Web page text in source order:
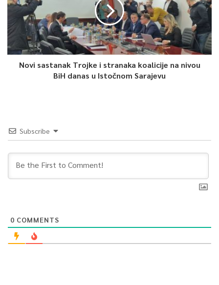
Novi sastanak Trojke i stranaka koalicije na nivou
BiH danas u Istočnom Sarajevu
Subscribe
0 COMMENTS